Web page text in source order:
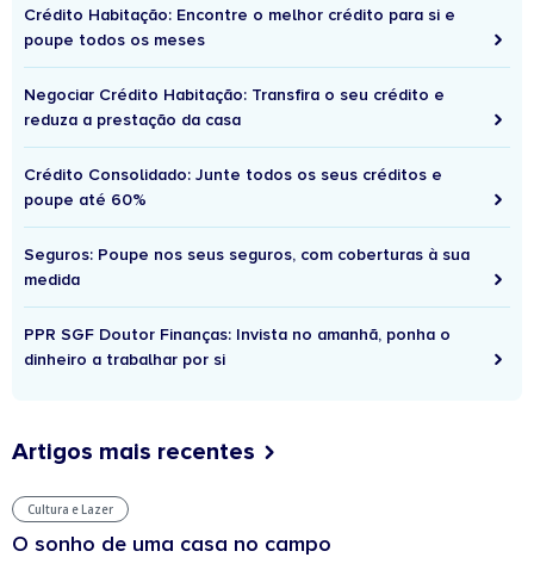
Crédito Habitação: Encontre o melhor crédito para si e
poupe todos os meses
Negociar Crédito Habitação: Transfira o seu crédito e
reduza a prestação da casa
Crédito Consolidado: Junte todos os seus créditos e
poupe até 60%
Seguros: Poupe nos seus seguros, com coberturas à sua
medida
PPR SGF Doutor Finanças: Invista no amanhã, ponha o
dinheiro a trabalhar por si
Artigos mais recentes
Cultura e Lazer
O sonho de uma casa no campo